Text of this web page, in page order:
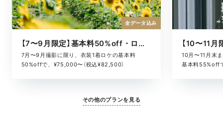
【7〜9月限定】基本料50%off・ロケキャンペーン
7月〜9月撮影に限り、衣装1着ロケの基本料
50%offで、¥75,000〜（税込¥82,500）
全データ込み
10月〜11月末
基本料55%off
その他のプランを見る